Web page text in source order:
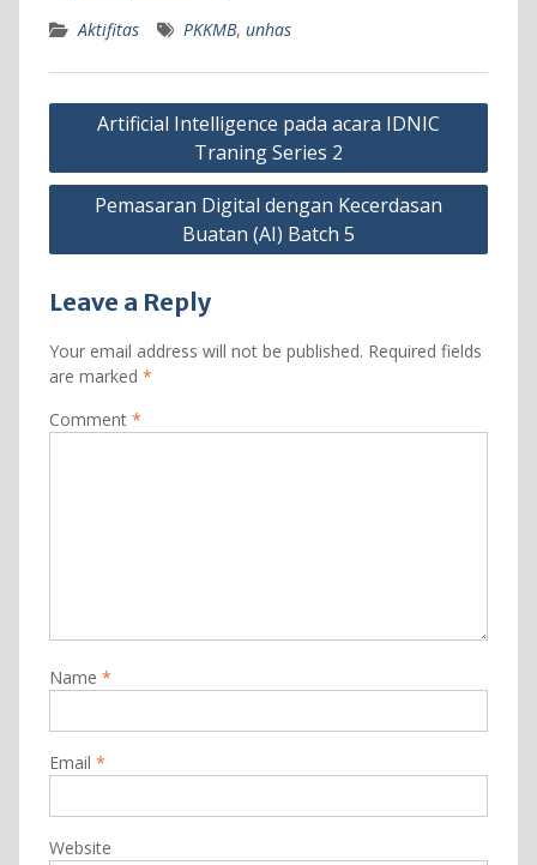
Aktifitas PKKMB, unhas
Post
Artificial Intelligence pada acara IDNIC
Traning Series 2
Pemasaran Digital dengan Kecerdasan
Buatan (AI) Batch 5
Leave a Reply
Your email address will not be published. Required fields
are marked *
Comment *
Name *
Email *
Website